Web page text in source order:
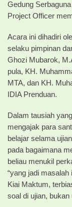
Gedung
Project Officer
Acara ini dihadiri
selaku pimpinan
Ghozi Mubarok,
pula, KH.
MTA, dan KH.
IDIA Prenduan.
Dalam tausiah
mengajak para
belajar selama
pada bagaimana
beliau menukil
“yang jadi
Kiai Maktum,
soal di ujian, bukan